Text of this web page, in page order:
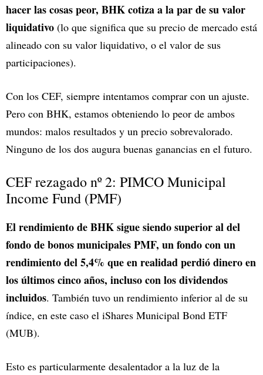
hacer las cosas peor, BHK cotiza a la par de su valor
liquidativo (lo que significa que su precio de mercado está
alineado con su valor liquidativo, o el valor de sus
participaciones).
Con los CEF, siempre intentamos comprar con un ajuste.
Pero con BHK, estamos obteniendo lo peor de ambos
mundos: malos resultados y un precio sobrevalorado.
Ninguno de los dos augura buenas ganancias en el futuro.
CEF rezagado nº 2: PIMCO Municipal
Income Fund (PMF)
El rendimiento de BHK sigue siendo superior al del
fondo de bonos municipales PMF, un fondo con un
rendimiento del 5,4% que en realidad perdió dinero en
los últimos cinco años, incluso con los dividendos
incluidos. También tuvo un rendimiento inferior al de su
índice, en este caso el iShares Municipal Bond ETF
(MUB).
Esto es particularmente desalentador a la luz de la